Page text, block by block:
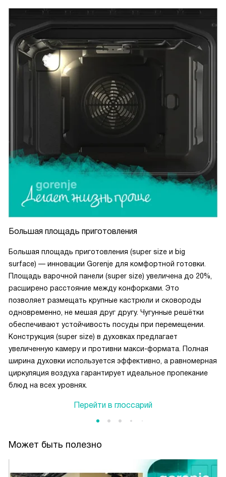
Большая площадь приготовления
Большая площадь приготовления (super size и big
surface) — инновации Gorenje для комфортной готовки.
Площадь варочной панели (super size) увеличена до 20%,
расширено расстояние между конфорками. Это
позволяет размещать крупные кастрюли и сковороды
одновременно, не мешая друг другу. Чугунные решётки
обеспечивают устойчивость посуды при перемещении.
Конструкция (super size) в духовках предлагает
увеличенную камеру и противни макси-формата. Полная
ширина духовки используется эффективно, а равномерная
циркуляция воздуха гарантирует идеальное пропекание
блюд на всех уровнях.
Перейти в глоссарий
Может быть полезно